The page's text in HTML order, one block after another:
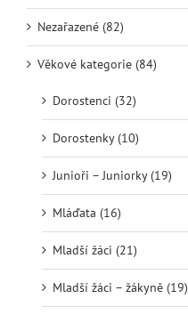
Nezařazené (82)
Věkové kategorie (84)
Dorostenci (32)
Dorostenky (10)
Junioři – Juniorky (19)
Mláďata (16)
Mladší žáci (21)
Mladší žáci – žákyně (19)